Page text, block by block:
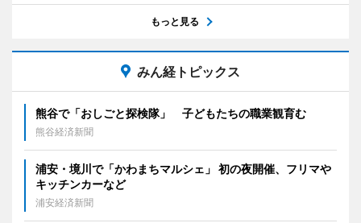
もっと見る
みん経トピックス
熊谷で「おしごと探検隊」 子どもたちの職業観育む
熊谷経済新聞
浦安・境川で「かわまちマルシェ」 初の夜開催、フリマや
キッチンカーなど
浦安経済新聞